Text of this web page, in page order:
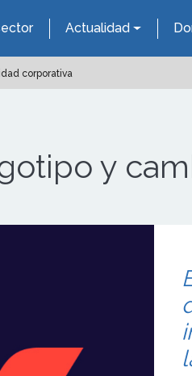
Actualidad
corporativa
y